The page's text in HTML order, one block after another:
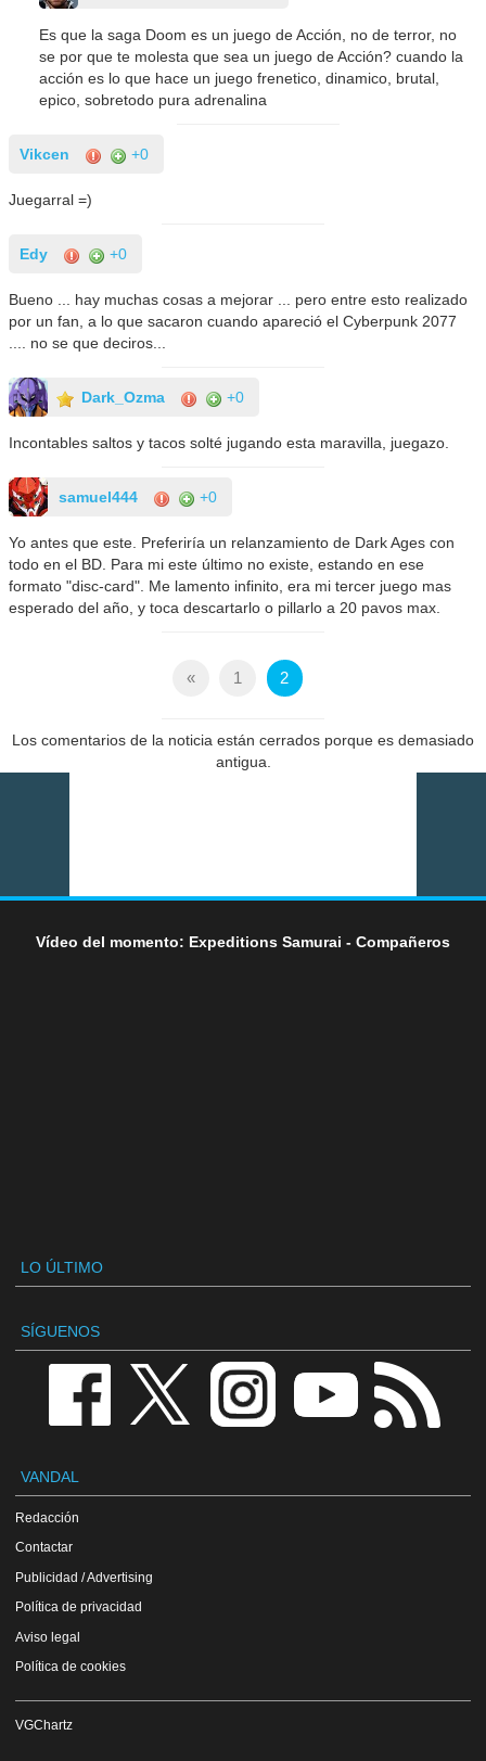
Es que la saga Doom es un juego de Acción, no de terror, no
se por que te molesta que sea un juego de Acción? cuando la
acción es lo que hace un juego frenetico, dinamico, brutal,
epico, sobretodo pura adrenalina
Vikcen +0
Juegarral =)
Edy +0
Bueno ... hay muchas cosas a mejorar ... pero entre esto realizado
por un fan, a lo que sacaron cuando apareció el Cyberpunk 2077
.... no se que deciros...
Dark_Ozma +0
Incontables saltos y tacos solté jugando esta maravilla, juegazo.
samuel444 +0
Yo antes que este. Preferiría un relanzamiento de Dark Ages con
todo en el BD. Para mi este último no existe, estando en ese
formato "disc-card". Me lamento infinito, era mi tercer juego mas
esperado del año, y toca descartarlo o pillarlo a 20 pavos max.
« 1 2
Los comentarios de la noticia están cerrados porque es demasiado
antigua.
Vídeo del momento: Expeditions Samurai - Compañeros
LO ÚLTIMO
SÍGUENOS
VANDAL
Redacción
Contactar
Publicidad / Advertising
Política de privacidad
Aviso legal
Política de cookies
VGChartz